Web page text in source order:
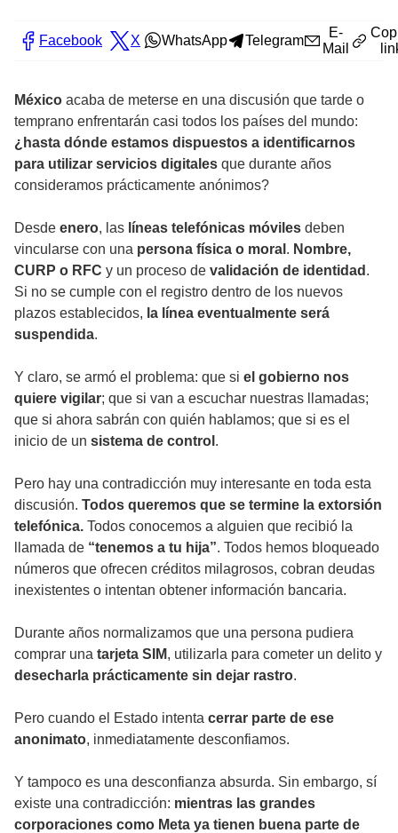
Facebook X WhatsApp Telegram
E-
Mail
México acaba de meterse en una discusión que tarde o
temprano enfrentarán casi todos los países del mundo:
¿hasta dónde estamos dispuestos a identificarnos
para utilizar servicios digitales que durante años
consideramos prácticamente anónimos?
Desde enero, las líneas telefónicas móviles deben
vincularse con una persona física o moral . Nombre,
CURP o RFC y un proceso de validación de identidad .
Si no se cumple con el registro dentro de los nuevos
plazos establecidos, la línea eventualmente será
suspendida.
Y claro, se armó el problema: que si el gobierno nos
quiere vigilar; que si van a escuchar nuestras llamadas;
que si ahora sabrán con quién hablamos; que si es el
inicio de un sistema de control .
Pero hay una contradicción muy interesante en toda esta
discusión. Todos queremos que se termine la extorsión
telefónica. Todos conocemos a alguien que recibió la
llamada de “tenemos a tu hija”. Todos hemos bloqueado
números que ofrecen créditos milagrosos, cobran deudas
inexistentes o intentan obtener información bancaria.
Durante años normalizamos que una persona pudiera
comprar una tarjeta SIM, utilizarla para cometer un delito y
desecharla prácticamente sin dejar rastro.
Pero cuando el Estado intenta cerrar parte de ese
anonimato, inmediatamente desconfiamos.
Y tampoco es una desconfianza absurda. Sin embargo, sí
existe una contradicción: mientras las grandes
corporaciones como Meta ya tienen buena parte de